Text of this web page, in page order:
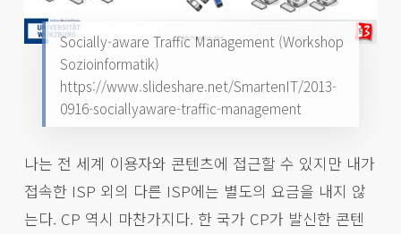
Socially-aware Traffic Management (Workshop
Sozioinformatik)
https://www.slideshare.net/SmartenIT/2013-
0916-sociallyaware-traffic-management
나는 전 세계 이용자와 콘텐츠에 접근할 수 있지만 내가
접속한 ISP 외의 다른 ISP에는 별도의 요금을 내지 않
는다. CP 역시 마찬가지다. 한 국가 CP가 발신한 콘텐